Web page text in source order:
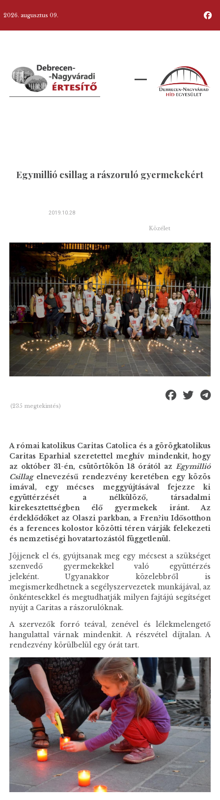
2026. augusztus 09.
Egymillió csillag a rászoruló gyermekekért
2019.10.28
Közélet
(235 megtekintés)
A római katolikus Caritas Catolica és a görögkatolikus
Caritas Eparhial szeretettel meghív mindenkit, hogy
az október 31-én, csütörtökön 18 órától az Egymillió
Csillagelnevezésű rendezvény keretében egy közös
imával, egy mécses meggyújtásával fejezze ki
együttérzését a nélkülöző, társadalmi
kirekesztettségben élő gyermekek iránt. Az
érdeklődőket az Olaszi parkban, a Fren?iu Idősotthon
és a ferences kolostor közötti téren várják felekezeti
és nemzetiségi hovatartozástól függetlenül.
Jöjjenek el és, gyújtsanak meg egy mécsest a szükséget
szenvedő gyermekekkel való együttérzés
jeleként.Ugyanakkor közelebbről is
megismerkedhetnek a segélyszervezetek munkájával, az
önkéntesekkel és megtudhatják milyen fajtájú segítséget
nyújt a Caritas a rászorulóknak.
A szervezők forró teával, zenével és lélekmelengető
hangulattal várnak mindenkit. A részvétel díjtalan. A
rendezvény körülbelül egy órát tart.